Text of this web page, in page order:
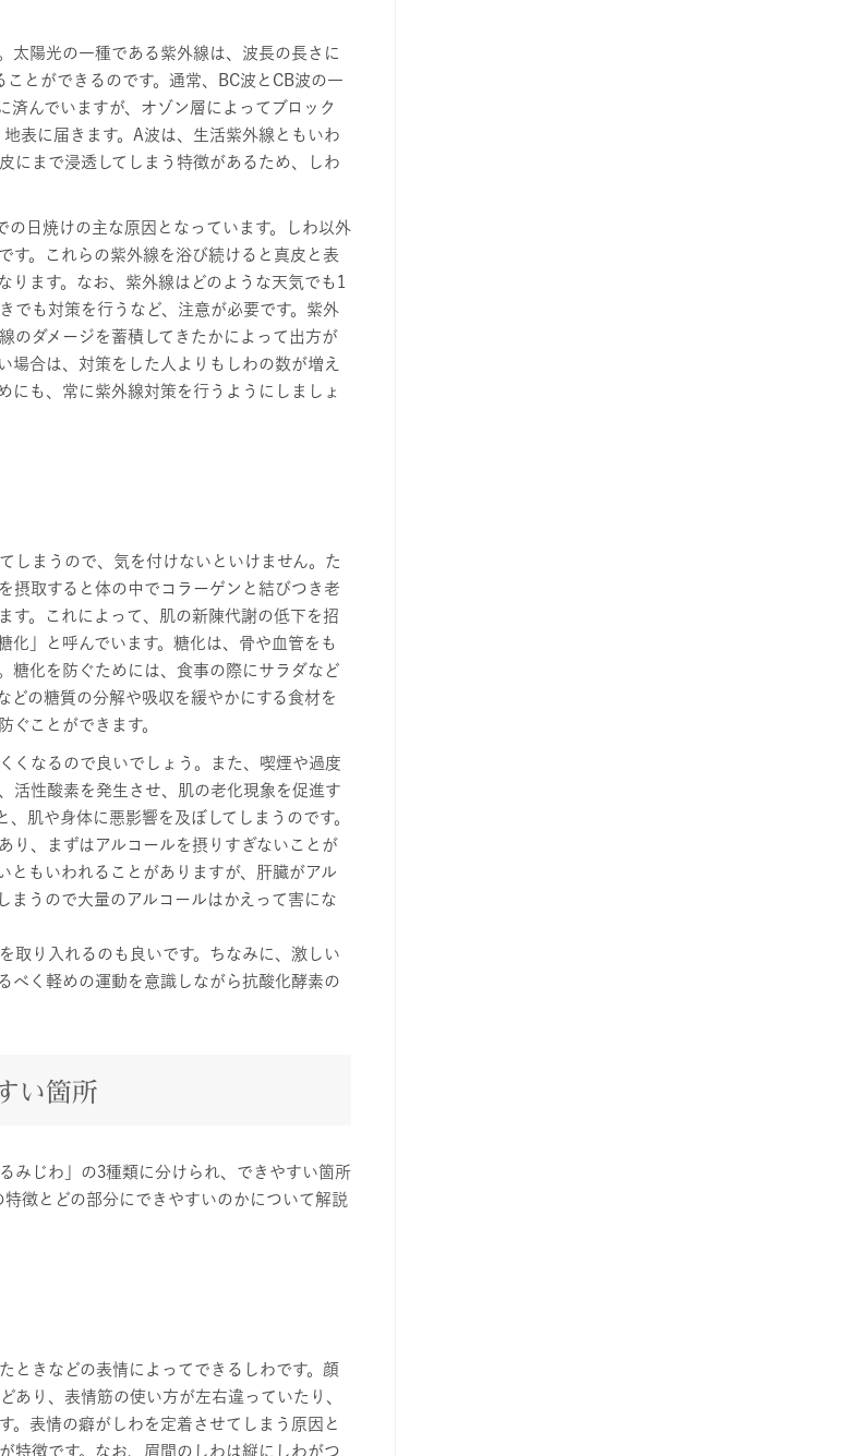
太陽光の一種である紫外線は、波長の長さに
とができるのです。通常、BC波とCB波の一
済んでいますが、オゾン層によってブロック
表に届きます。A波は、生活紫外線ともいわ
にまで浸透してしまう特徴があるため、しわ
日焼けの主な原因となっています。しわ以外
す。これらの紫外線を浴び続けると真皮と表
ります。なお、紫外線はどのような天気でも1
でも対策を行うなど、注意が必要です。紫外
のダメージを蓄積してきたかによって出方が
場合は、対策をした人よりもしわの数が増え
にも、常に紫外線対策を行うようにしましょ
しまうので、気を付けないといけません。た
摂取すると体の中でコラーゲンと結びつき老
す。これによって、肌の新陳代謝の低下を招
化」と呼んでいます。糖化は、骨や血管をも
糖化を防ぐためには、食事の際にサラダなど
どの糖質の分解や吸収を緩やかにする食材を
ぐことができます。
くなるので良いでしょう。また、喫煙や過度
活性酸素を発生させ、肌の老化現象を促進す
肌や身体に悪影響を及ぼしてしまうのです。
り、まずはアルコールを摂りすぎないことが
ともいわれることがありますが、肝臓がアル
まうので大量のアルコールはかえって害にな
取り入れるのも良いです。ちなみに、激しい
べく軽めの運動を意識しながら抗酸化酵素の
い箇所
みじわ」の3種類に分けられ、できやすい箇所
徴とどの部分にできやすいのかについて解説
ときなどの表情によってできるしわです。顔
あり、表情筋の使い方が左右違っていたり、
。表情の癖がしわを定着させてしまう原因と
特徴です。なお、眉間のしわは縦にしわがつ